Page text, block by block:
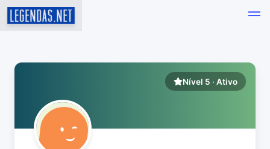
Nível 5 · Ativo